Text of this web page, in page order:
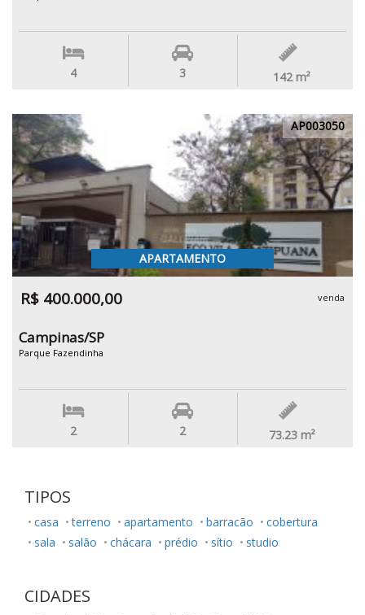
4 3 142 m²
AP003050
APARTAMENTO
R$ 400.000,00 venda
Campinas/SP
Parque Fazendinha
2 2 73.23 m²
TIPOS
casa terreno apartamento barracão
cobertura
sala
salão chácara prédio sítio studio
CIDADES